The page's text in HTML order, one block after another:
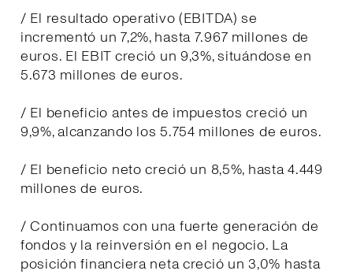
/ El resultado operativo (EBITDA) se
incrementó un 7,2%, hasta 7.967 millones de
euros. El EBIT creció un 9,3%, situándose en
5.673 millones de euros.
/ El beneficio antes de impuestos creció un
9,9%, alcanzando los 5.754 millones de euros.
/ El beneficio neto creció un 8,5%, hasta 4.449
millones de euros.
/ Continuamos con una fuerte generación de
fondos y la reinversión en el negocio. La
posición financiera neta creció un 3,0% hasta